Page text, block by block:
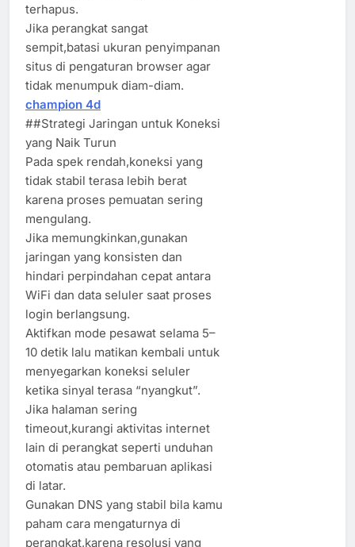
terhapus.
Jika perangkat sangat
sempit,batasi ukuran penyimpanan
situs di pengaturan browser agar
tidak menumpuk diam-diam.
champion 4d
##Strategi Jaringan untuk Koneksi
yang Naik Turun
Pada spek rendah,koneksi yang
tidak stabil terasa lebih berat
karena proses pemuatan sering
mengulang.
Jika memungkinkan,gunakan
jaringan yang konsisten dan
hindari perpindahan cepat antara
WiFi dan data seluler saat proses
login berlangsung.
Aktifkan mode pesawat selama 5–
10 detik lalu matikan kembali untuk
menyegarkan koneksi seluler
ketika sinyal terasa “nyangkut”.
Jika halaman sering
timeout,kurangi aktivitas internet
lain di perangkat seperti unduhan
otomatis atau pembaruan aplikasi
di latar.
Gunakan DNS yang stabil bila kamu
paham cara mengaturnya di
perangkat,karena resolusi yang